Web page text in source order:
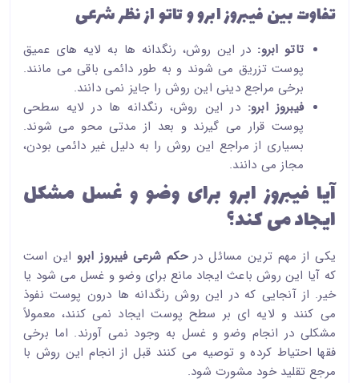
تفاوت بین فیبروز ابرو و تاتو از نظر شرعی
تاتو ابرو: در این روش، رنگدانه ها به لایه های عمیق
پوست تزریق می شوند و به طور دائمی باقی می مانند.
برخی مراجع دینی این روش را جایز نمی دانند.
فیبروز ابرو: در این روش، رنگدانه ها در لایه سطحی
پوست قرار می گیرند و بعد از مدتی محو می شوند.
بسیاری از مراجع این روش را به دلیل غیر دائمی بودن،
مجاز می دانند.
آیا فیبروز ابرو برای وضو و غسل مشکل
ایجاد می کند؟
یکی از مهم ترین مسائل درحکم شرعی فیبروز ابرو این است
که آیا این روش باعث ایجاد مانع برای وضو و غسل می شود یا
خیر. از آنجایی که در این روش رنگدانه ها درون پوست نفوذ
می کنند و لایه ای بر سطح پوست ایجاد نمی کنند، معمولاً
مشکلی در انجام وضو و غسل به وجود نمی آورند. اما برخی
فقها احتیاط کرده و توصیه می کنند قبل از انجام این روش با
مرجع تقلید خود مشورت شود.